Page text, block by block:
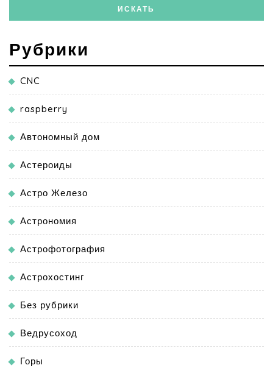
Рубрики
CNC
raspberry
Автономный дом
Астероиды
Астро Железо
Астрономия
Астрофотография
Астрохостинг
Без рубрики
Ведрусоход
Горы